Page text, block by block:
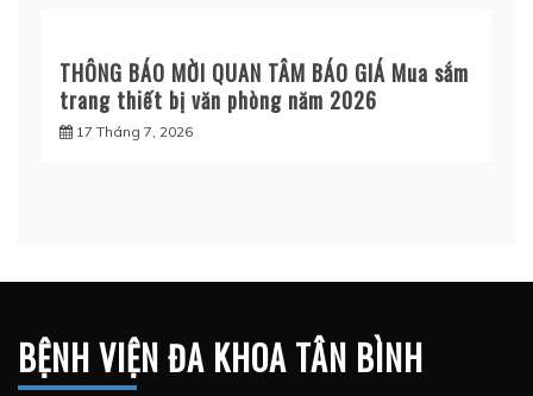
THÔNG BÁO MỜI QUAN TÂM BÁO GIÁ Mua sắm
trang thiết bị văn phòng năm 2026
17 Tháng 7, 2026
BỆNH VIỆN ĐA KHOA TÂN BÌNH